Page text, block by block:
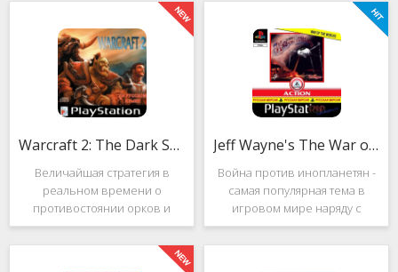
Warcraft 2: The Dark Saga
Величайшая стратегия в
реальном времени о
противостоянии орков и
людей. Warcraft 2: The Dark
Saga рассказывает
классическую историю, в
Jeff Wayne's The War of the Worlds
Война против инопланетян -
самая популярная тема в
игровом мире наряду с
войнами против
террористов и зомби. Здесь